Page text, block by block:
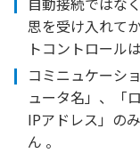
思を受け入れて
トコントロール
コミニュケーシ
ュータ名」、「
IPアドレス」の
ん 。